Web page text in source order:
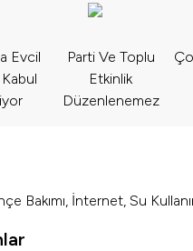
Evcil
Parti Ve Toplu
Etkinlik
Düzenlenemez
Bakımı, İnternet, Su